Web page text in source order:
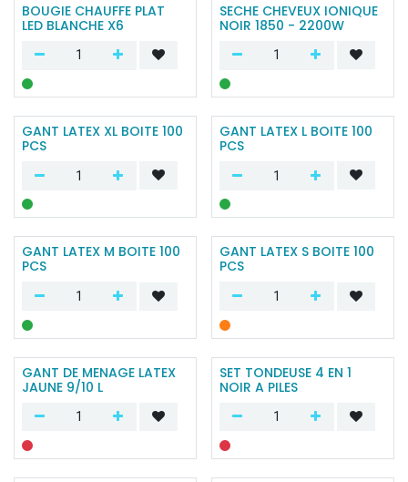
BOUGIE CHAUFFE PLAT
LED BLANCHE X6
SECHE CHEVEUX IONIQUE
NOIR 1850 - 2200W
GANT LATEX XL BOITE 100
PCS
GANT LATEX L BOITE 100
PCS
GANT LATEX M BOITE 100
PCS
GANT LATEX S BOITE 100
PCS
GANT DE MENAGE LATEX
JAUNE 9/10 L
SET TONDEUSE 4 EN 1
NOIR A PILES